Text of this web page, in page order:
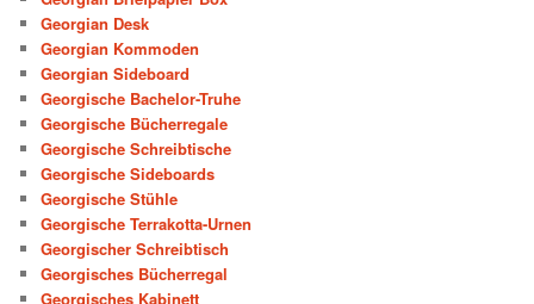
Georgian Desk
Georgian Kommoden
Georgian Sideboard
Georgische Bachelor-Truhe
Georgische Bücherregale
Georgische Schreibtische
Georgische Sideboards
Georgische Stühle
Georgische Terrakotta-Urnen
Georgischer Schreibtisch
Georgisches Bücherregal
Georgisches Kabinett